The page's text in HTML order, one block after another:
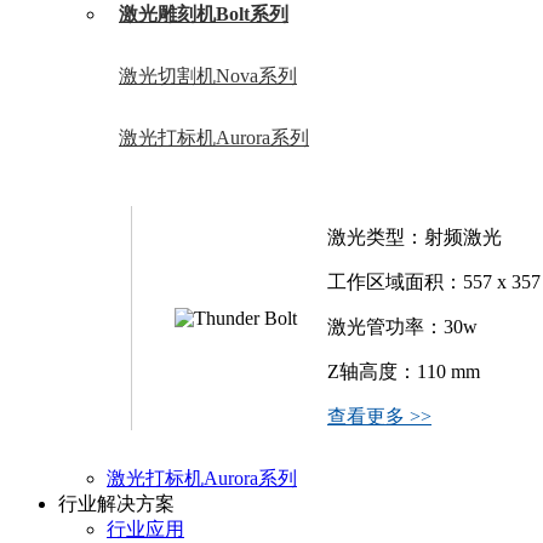
激光雕刻机Bolt系列
激光切割机Nova系列
激光打标机Aurora系列
激光类型：射频激光
工作区域面积：557 x 357
激光管功率：30w
Z轴高度：110 mm
查看更多 >>
激光打标机Aurora系列
行业解决方案
行业应用